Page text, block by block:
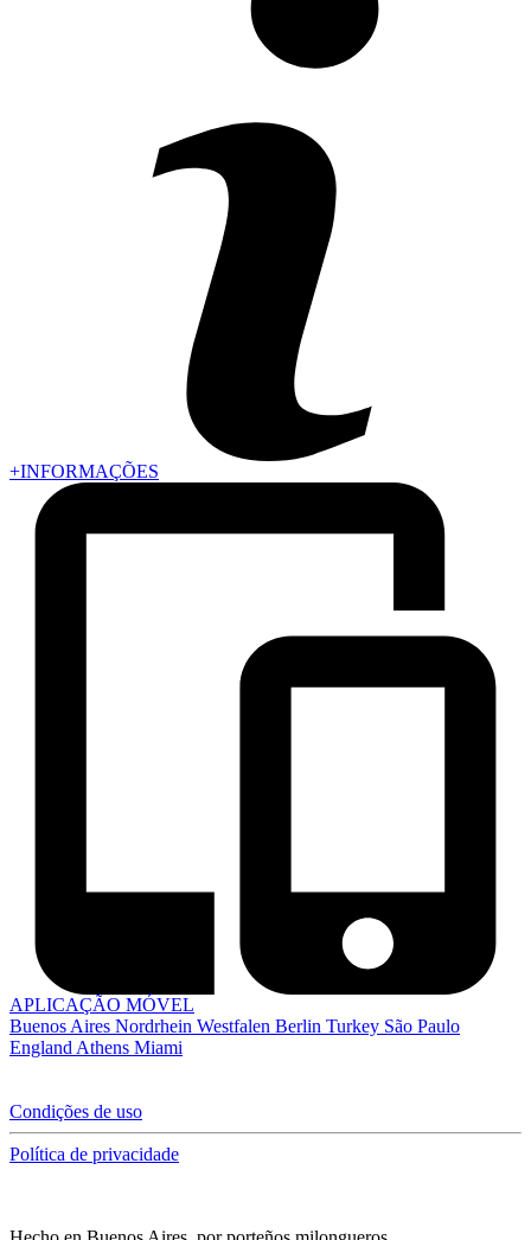
+INFORMAÇÕES
APLICAÇÃO MÓVEL
Buenos Aires Nordrhein Westfalen Berlin Turkey São Paulo
England Athens Miami
Condições de uso
Política de privacidade